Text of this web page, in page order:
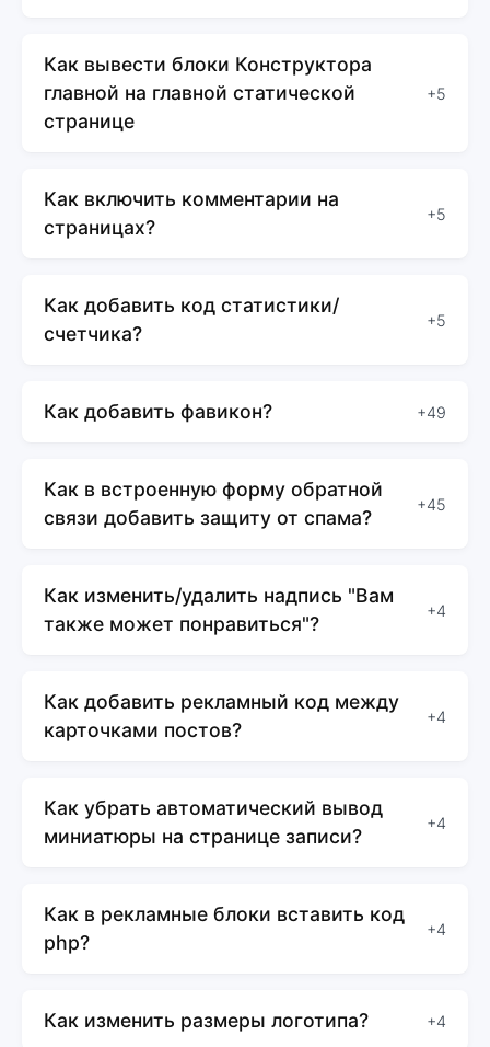
Как вывести блоки Конструктора
главной на главной статической
странице
+5
Как включить комментарии на
страницах?
+5
Как добавить код статистики/
счетчика?
+5
Как добавить фавикон? +49
Как в встроенную форму обратной
связи добавить защиту от спама?
+45
Как изменить/удалить надпись "Вам
также может понравиться"?
+4
Как добавить рекламный код между
карточками постов?
+4
Как убрать автоматический вывод
миниатюры на странице записи?
+4
Как в рекламные блоки вставить код
php?
+4
Как изменить размеры логотипа? +4